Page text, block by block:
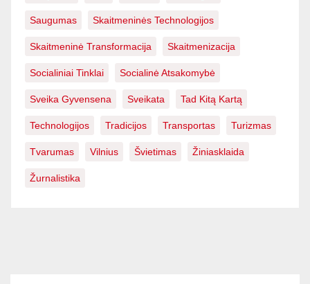
Saugumas Skaitmeninės Technologijos
Skaitmeninė Transformacija Skaitmenizacija
Socialiniai Tinklai Socialinė Atsakomybė
Sveika Gyvensena Sveikata Tad Kitą Kartą
Technologijos Tradicijos Transportas Turizmas
Tvarumas Vilnius Švietimas Žiniasklaida
Žurnalistika